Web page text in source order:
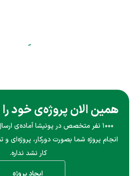
همین الان پروژه‌ی خود
۱۰۰۰ نفر متخصص در پونیشا آماده‌ی
انجام پروژه شما بصورت دورکار، پروژه‌ای
کار نشد نداره.
ایجاد پروژه